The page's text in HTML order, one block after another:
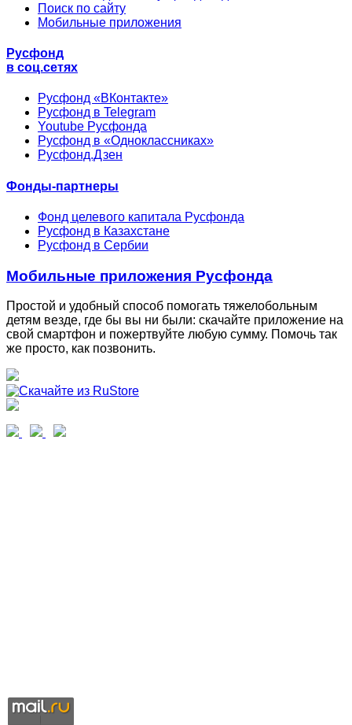
Поиск по сайту
Мобильные приложения
Русфонд
в соц.сетях
Русфонд «ВКонтакте»
Русфонд в Telegram
Youtube Русфонда
Русфонд в «Одноклассниках»
Русфонд.Дзен
Фонды-партнеры
Фонд целевого капитала Русфонда
Русфонд в Казахстане
Русфонд в Сербии
Мобильные приложения Русфонда
Простой и удобный способ помогать тяжелобольным
детям везде, где бы вы ни были: скачайте приложение на
свой смартфон и пожертвуйте любую сумму. Помочь так
же просто, как позвонить.